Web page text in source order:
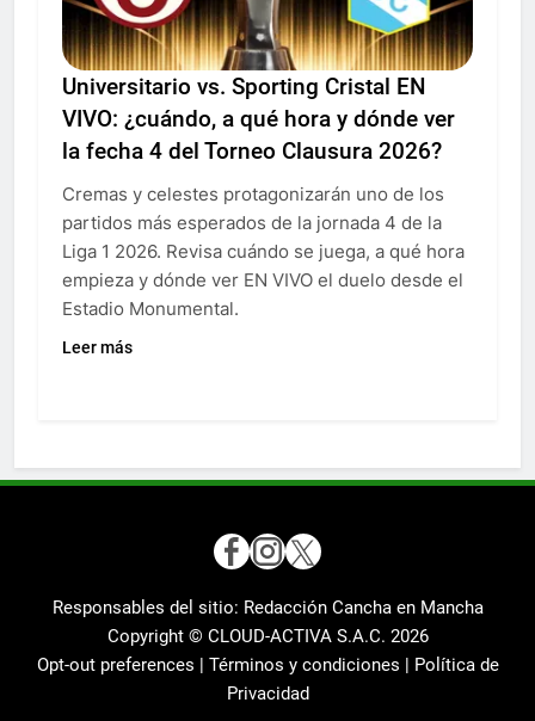
Universitario vs. Sporting Cristal EN
VIVO: ¿cuándo, a qué hora y dónde ver
la fecha 4 del Torneo Clausura 2026?
Cremas y celestes protagonizarán uno de los
partidos más esperados de la jornada 4 de la
Liga 1 2026. Revisa cuándo se juega, a qué hora
empieza y dónde ver EN VIVO el duelo desde el
Estadio Monumental.
Leer más
Responsables del sitio: Redacción Cancha en Mancha
Copyright © CLOUD-ACTIVA S.A.C. 2026
Opt-out preferences | Términos y condiciones | Política de
Privacidad